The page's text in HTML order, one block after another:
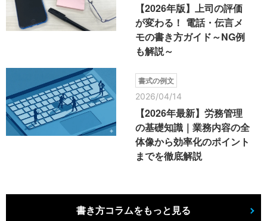
【2026年版】上司の評価
が変わる！ 電話・伝言メ
モの書き方ガイド～NG例
も解説～
書式の例文
2026/04/14
【2026年最新】労務管理
の基礎知識｜業務内容の全
体像から効率化のポイント
までを徹底解説
書き方コラムをもっと見る